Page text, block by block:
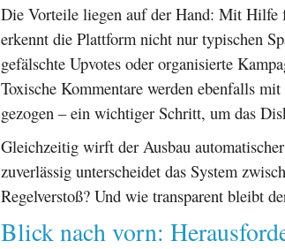
Die Vorteile liegen auf der Hand: Mit Hilfe
erkennt die Plattform nicht nur typischen
gefälschte Upvotes oder organisierte
Toxische Kommentare werden ebenfalls
gezogen – ein wichtiger Schritt, um das
Gleichzeitig wirft der Ausbau
zuverlässig unterscheidet das System
Regelverstoß? Und wie transparent bleibt
Blick nach vorn: